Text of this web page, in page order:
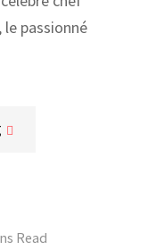
passionné
Read